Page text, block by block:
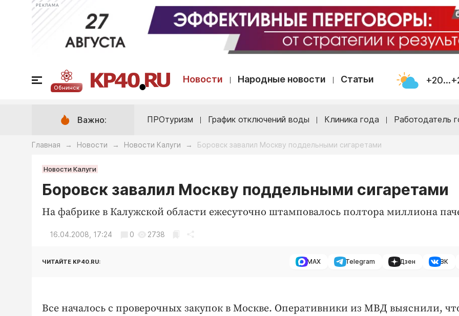
РЕКЛАМА
Обнинск
Новости Народные новости Статьи
Важно: ПРОтуризм График отключений воды Клиника года Работодатель
Главная → Новости → Новости Калуги → Боровск завалил Москву поддельными сигаретами
Новости Калуги
Боровск завалил Москву поддельными сигаретами
На фабрике в Калужской области ежесуточно штамповалось полтора миллиона
16.04.2008, 17:24 0 2738
ЧИТАЙТЕ KP40.RU: MAX Telegram Дзен ВК
Все началось с проверочных закупок в Москве. Оперативники из МВД выяснили,